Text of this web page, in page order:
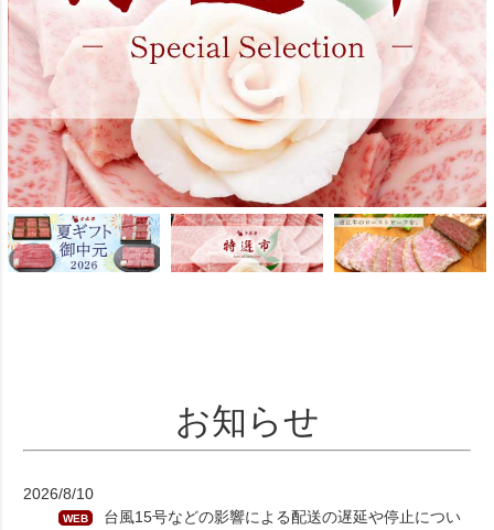
お知らせ
2026/8/10
WEB
台風15号などの影響による配送の遅延や停止につい